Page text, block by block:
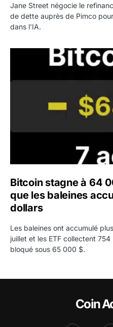
Jane Street négocie le
de dette auprès de Pimco
dans l'IA.
Bitcoin stagne à 64 000
Bitcoin stagne à 64
que les baleines
dollars
Les baleines ont accumulé
juillet et les ETF collectent
bloqué sous 65 000 $.
Coin